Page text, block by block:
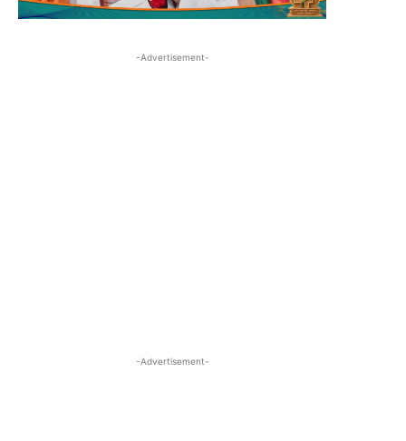
-Advertisement-
-Advertisement-